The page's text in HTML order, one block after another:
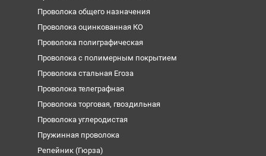
Проволока общего назначения
Проволока оцинкованная КО
Проволока полиграфическая
Проволока с полимерным покрытием
Проволока стальная Егоза
Проволока телеграфная
Проволока торговая, гвоздильная
Проволока углеродистая
Пружинная проволока
Репейник (Гюрза)